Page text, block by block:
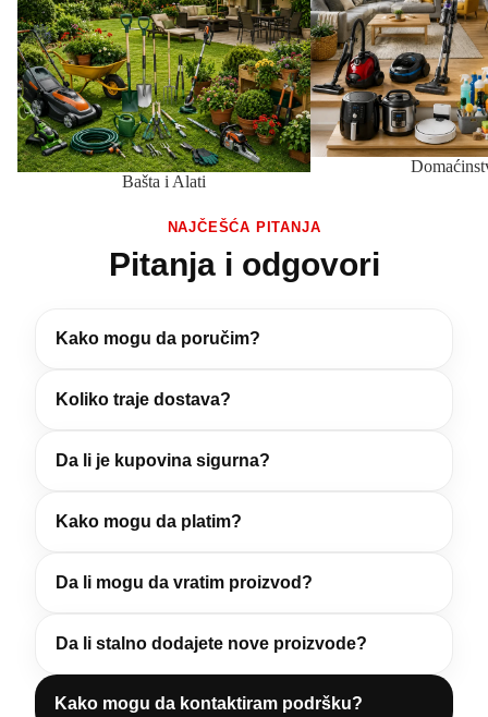
Bašta i Alati
NAJČEŠĆA PITANJA
Pitanja i odgovori
Kako mogu da poručim?
Koliko traje dostava?
Da li je kupovina sigurna?
Kako mogu da platim?
Da li mogu da vratim proizvod?
Da li stalno dodajete nove proizvode?
Kako mogu da kontaktiram podršku?